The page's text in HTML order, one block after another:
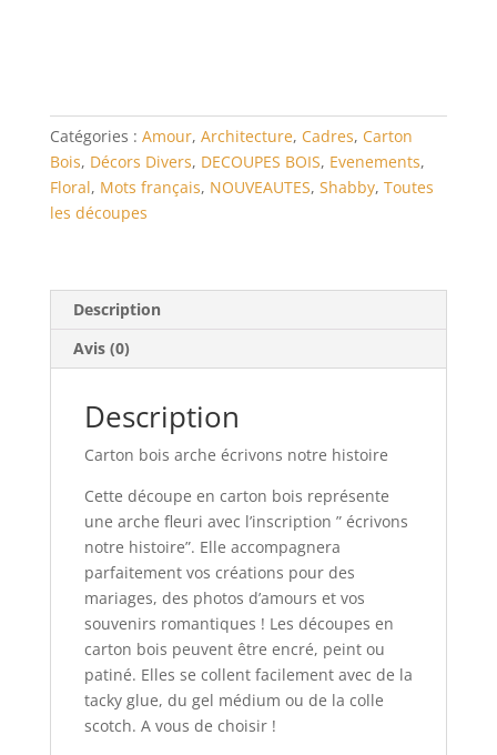
histoire
Catégories : Amour, Architecture, Cadres, Carton
Bois, Décors Divers, DECOUPES BOIS, Evenements,
Floral, Mots français, NOUVEAUTES, Shabby, Toutes
les découpes
Description
Avis (0)
Description
Carton bois arche écrivons notre histoire
Cette découpe en carton bois représente
une arche fleuri avec l’inscription ” écrivons
notre histoire”. Elle accompagnera
parfaitement vos créations pour des
mariages, des photos d’amours et vos
souvenirs romantiques ! Les découpes en
carton bois peuvent être encré, peint ou
patiné. Elles se collent facilement avec de la
tacky glue, du gel médium ou de la colle
scotch. A vous de choisir !